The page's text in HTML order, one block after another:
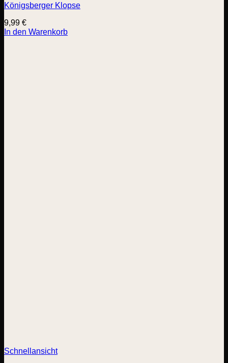
Königsberger Klopse
9,99 €
In den Warenkorb
Schnellansicht